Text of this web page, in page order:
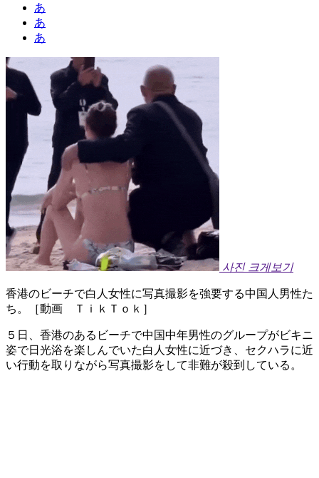
あ
あ
あ
사진 크게보기
香港のビーチで白人女性に写真撮影を強要する中国人男性た
ち。［動画 ＴｉｋＴｏｋ］
５日、香港のあるビーチで中国中年男性のグループがビキニ
姿で日光浴を楽しんでいた白人女性に近づき、セクハラに近
い行動を取りながら写真撮影をして非難が殺到している。